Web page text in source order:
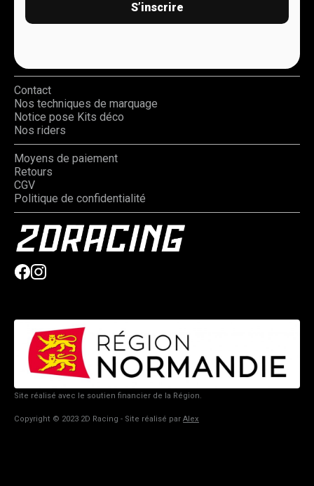
S’inscrire
Contact
Nos techniques de marquage
Notice pose Kits déco
Nos riders
Moyens de paiement
Retours
CGV
Politique de confidentialité
Site réalisé avec le soutien financier de la Région.
Copyright © 2023 2D Racing - Site réalisé par Alex